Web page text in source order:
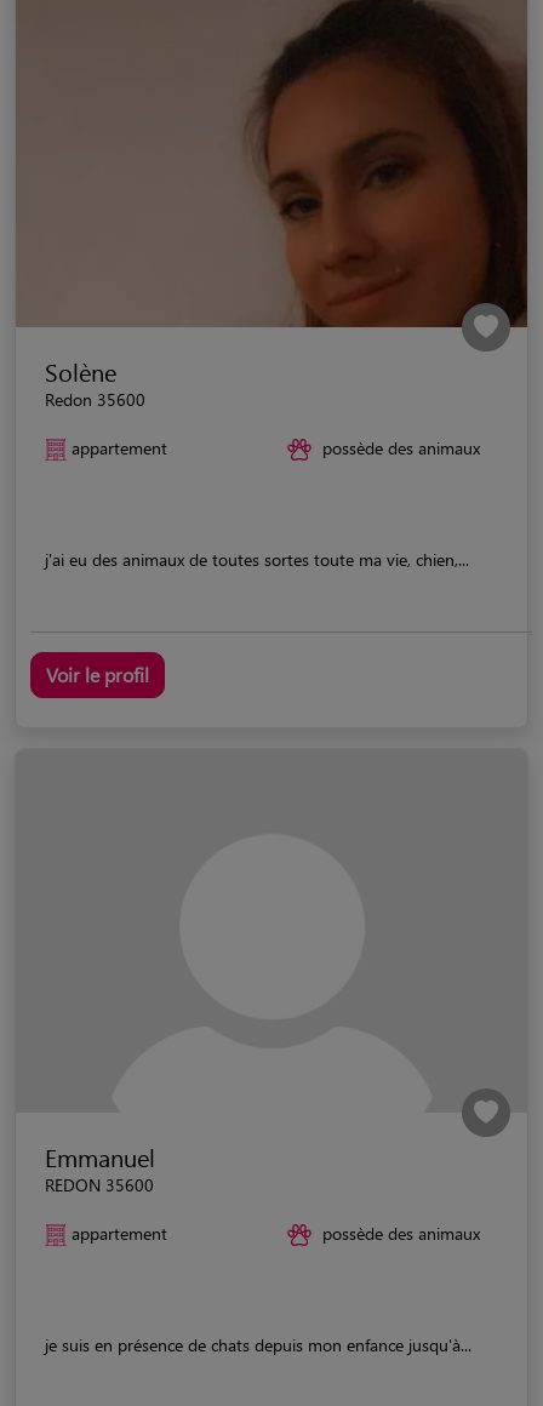
Solène
Redon 35600
appartement possède des animaux
j'ai eu des animaux de toutes sortes toute ma vie, chien,...
Voir le profil
Emmanuel
REDON 35600
appartement possède des animaux
je suis en présence de chats depuis mon enfance jusqu'à...